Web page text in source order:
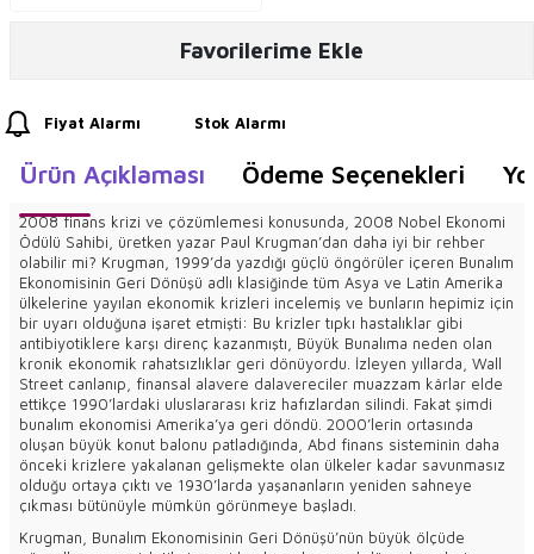
Favorilerime Ekle
Fiyat Alarmı Stok Alarmı
Ürün Açıklaması Ödeme Seçenekleri
2008 finans krizi ve çözümlemesi konusunda, 2008 Nobel Ekonomi
Ödülü Sahibi, üretken yazar Paul Krugman’dan daha iyi bir rehber
olabilir mi? Krugman, 1999’da yazdığı güçlü öngörüler içeren Bunalım
Ekonomisinin Geri Dönüşü adlı klasiğinde tüm Asya ve Latin Amerika
ülkelerine yayılan ekonomik krizleri incelemiş ve bunların hepimiz için
bir uyarı olduğuna işaret etmişti: Bu krizler tıpkı hastalıklar gibi
antibiyotiklere karşı direnç kazanmıştı, Büyük Bunalıma neden olan
kronik ekonomik rahatsızlıklar geri dönüyordu. İzleyen yıllarda, Wall
Street canlanıp, finansal alavere dalavereciler muazzam kârlar elde
ettikçe 1990’lardaki uluslararası kriz hafızlardan silindi. Fakat şimdi
bunalım ekonomisi Amerika’ya geri döndü. 2000’lerin ortasında
oluşan büyük konut balonu patladığında, Abd finans sisteminin daha
önceki krizlere yakalanan gelişmekte olan ülkeler kadar savunmasız
olduğu ortaya çıktı ve 1930’larda yaşananların yeniden sahneye
çıkması bütünüyle mümkün görünmeye başladı.
Krugman, Bunalım Ekonomisinin Geri Dönüşü’nün büyük ölçüde